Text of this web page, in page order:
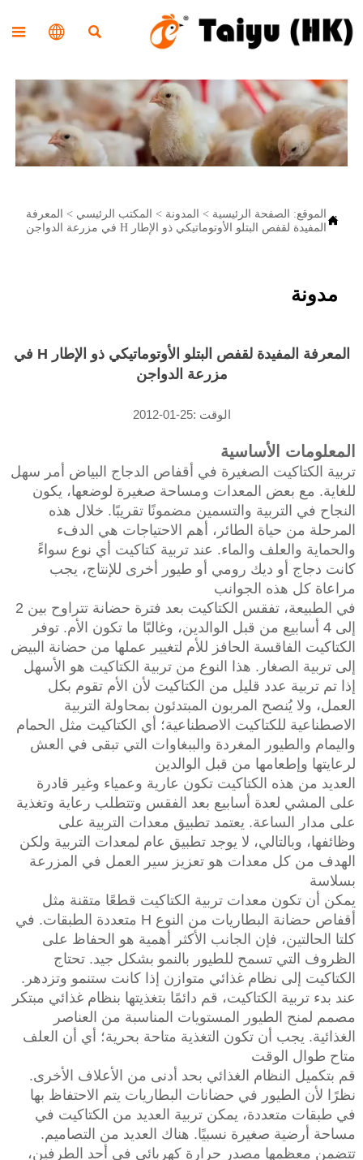



 الموقع: الصفحة الرئيسية > المدونة > المكتب الرئيسي > المعرفة
المفيدة لقفص البتلو الأوتوماتيكي ذو الإطار H في مزرعة الدواجن
مدونة
المعرفة المفيدة لقفص البتلو الأوتوماتيكي ذو الإطار H في
مزرعة الدواجن
الوقت :25-01-2012
المعلومات الأساسية
تربية الكتاكيت الصغيرة في أقفاص الدجاج البياض أمر سهل
للغاية. مع بعض المعدات ومساحة صغيرة لوضعها، يكون
النجاح في التربية والتسمين مضمونًا تقريبًا. خلال هذه
المرحلة من حياة الطائر، أهم الاحتياجات هي الدفء
والحماية والعلف والماء. عند تربية كتاكيت أي نوع سواءً
كانت دجاج أو ديك رومي أو طيور أخرى للإنتاج، يجب
مراعاة كل هذه الجوانب
في الطبيعة، تفقس الكتاكيت بعد فترة حضانة تتراوح بين 2
إلى 4 أسابيع من قبل الوالدين، وغالبًا ما تكون الأم. توفر
الكتاكيت الفاقسة الحافز للأم لتغيير عملها من حضانة البيض
إلى تربية الصغار. هذا النوع من تربية الكتاكيت هو الأسهل
إذا تم تربية عدد قليل من الكتاكيت لأن الأم تقوم بكل
العمل، ولا يُنصح المربون المبتدئون بمحاولة التربية
الاصطناعية للكتاكيت الاصطناعية؛ أي الكتاكيت مثل الحمام
واليمام والطيور المغردة والببغاوات التي تبقى في العش
لرعايتها وإطعامها من قبل الوالدين
العديد من هذه الكتاكيت تكون عارية وعمياء وغير قادرة
على المشي لعدة أسابيع بعد الفقس وتتطلب رعاية وتغذية
على مدار الساعة. يعتمد تطبيق معدات التربية على
وظائفها، وبالتالي، لا يوجد تطبيق عام لمعدات التربية ولكن
الهدف من كل معدات هو تعزيز سير العمل في المزرعة
بسلاسة
يمكن أن تكون معدات تربية الكتاكيت قطعًا متقنة مثل
أقفاص حضانة البطاريات من النوع H متعددة الطبقات. في
كلتا الحالتين، فإن الجانب الأكثر أهمية هو الحفاظ على
الظروف التي تسمح للطيور بالنمو بشكل جيد. تحتاج
الكتاكيت إلى نظام غذائي متوازن إذا كانت ستنمو وتزدهر.
عند بدء تربية الكتاكيت، قم دائمًا بتغذيتها بنظام غذائي مبتكر
مصمم لمنح الطيور المستويات المناسبة من العناصر
الغذائية. يجب أن تكون التغذية متاحة بحرية؛ أي أن العلف
متاح طوال الوقت
قم بتكميل النظام الغذائي بحد أدنى من الأعلاف الأخرى.
نظرًا لأن الطيور في حضانات البطاريات يتم الاحتفاظ بها
في طبقات متعددة، يمكن تربية العديد من الكتاكيت في
مساحة أرضية صغيرة نسبيًا. هناك العديد من التصاميم.
تتضمن معظمها مصدر حرارة كهربائي في أحد الطرفين،